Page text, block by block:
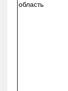
область